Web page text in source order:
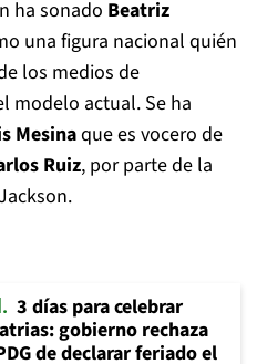
ha sonado Beatriz
una figura nacional quién
los medios de
modelo actual. Se ha
Mesinaque es vocero de
Ruiz, por parte de la
3 días para celebrar
gobierno rechaza
de declarar feriado el